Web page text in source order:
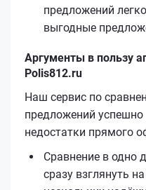
предложений
выгодные
Аргументы в пользу
Polis812.ru
Наш сервис по
предложений
недостатки прямого
Сравнение в одно
сразу взглянуть